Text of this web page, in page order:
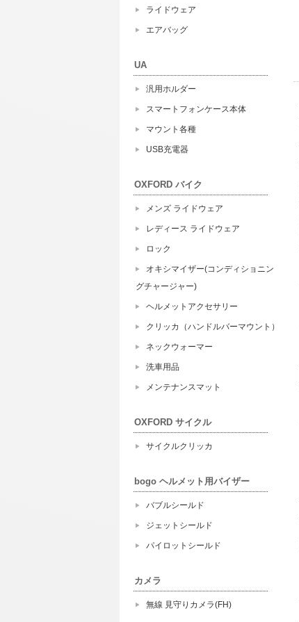
ライドウェア
エアバッグ
UA
汎用ホルダー
スマートフォンケース本体
マウント各種
USB充電器
OXFORD バイク
メンズ ライドウェア
レディース ライドウェア
ロック
オキシマイザー(コンディショニン
グチャージャー)
ヘルメットアクセサリー
クリッカ（ハンドルバーマウント）
ネックウォーマー
洗車用品
メンテナンスマット
OXFORD サイクル
サイクルクリッカ
bogo ヘルメット用バイザー
バブルシールド
ジェットシールド
パイロットシールド
カメラ
無線 見守りカメラ(FH)